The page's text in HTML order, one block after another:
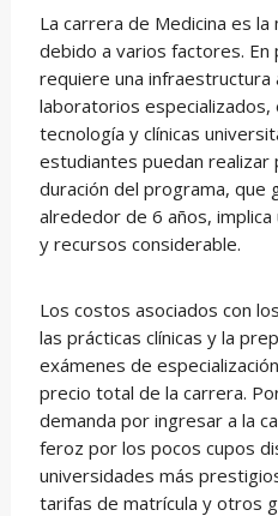
La carrera de Medicina es
debido a varios factores. En
requiere una infraestructura
laboratorios
tecnología y clínicas
estudiantes puedan realizar
duración del programa, que
alrededor de 6 años,
y recursos considerable.
Los costos asociados con
las prácticas clínicas y la
exámenes de
precio total de la carrera.
demanda por ingresar a la
feroz por los pocos cupos
universidades más
tarifas de matrícula y otros